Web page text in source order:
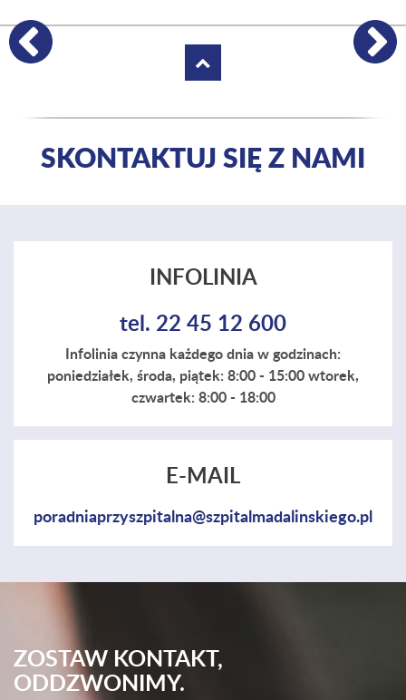
Poprzednie certyfikaty i nagrody
SKONTAKTUJ SIĘ Z NAMI
INFOLINIA
tel. 22 45 12 600
Infolinia czynna każdego dnia w godzinach:
poniedziałek, środa, piątek: 8:00 - 15:00 wtorek,
czwartek: 8:00 - 18:00
E-MAIL
poradniaprzyszpitalna@szpitalmadalinskiego.pl
ZOSTAW KONTAKT,
ODDZWONIMY.